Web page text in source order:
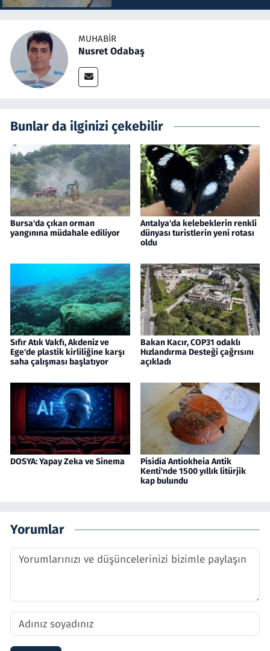
MUHABIR
Nusret Odabaş
Bunlar da ilginizi çekebilir
Bursa'da çıkan orman
yangınına müdahale ediliyor
Antalya'da kelebeklerin renkli
dünyası turistlerin yeni rotası
oldu
Sıfır Atık Vakfı, Akdeniz ve
Ege'de plastik kirliliğine karşı
saha çalışması başlatıyor
Bakan Kacır, COP31 odaklı
Hızlandırma Desteği çağrısını
açıkladı
DOSYA: Yapay Zeka ve Sinema
Pisidia Antiokheia Antik
Kenti'nde 1500 yıllık litürjik
kap bulundu
Yorumlar